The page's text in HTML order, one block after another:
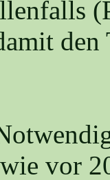
vor